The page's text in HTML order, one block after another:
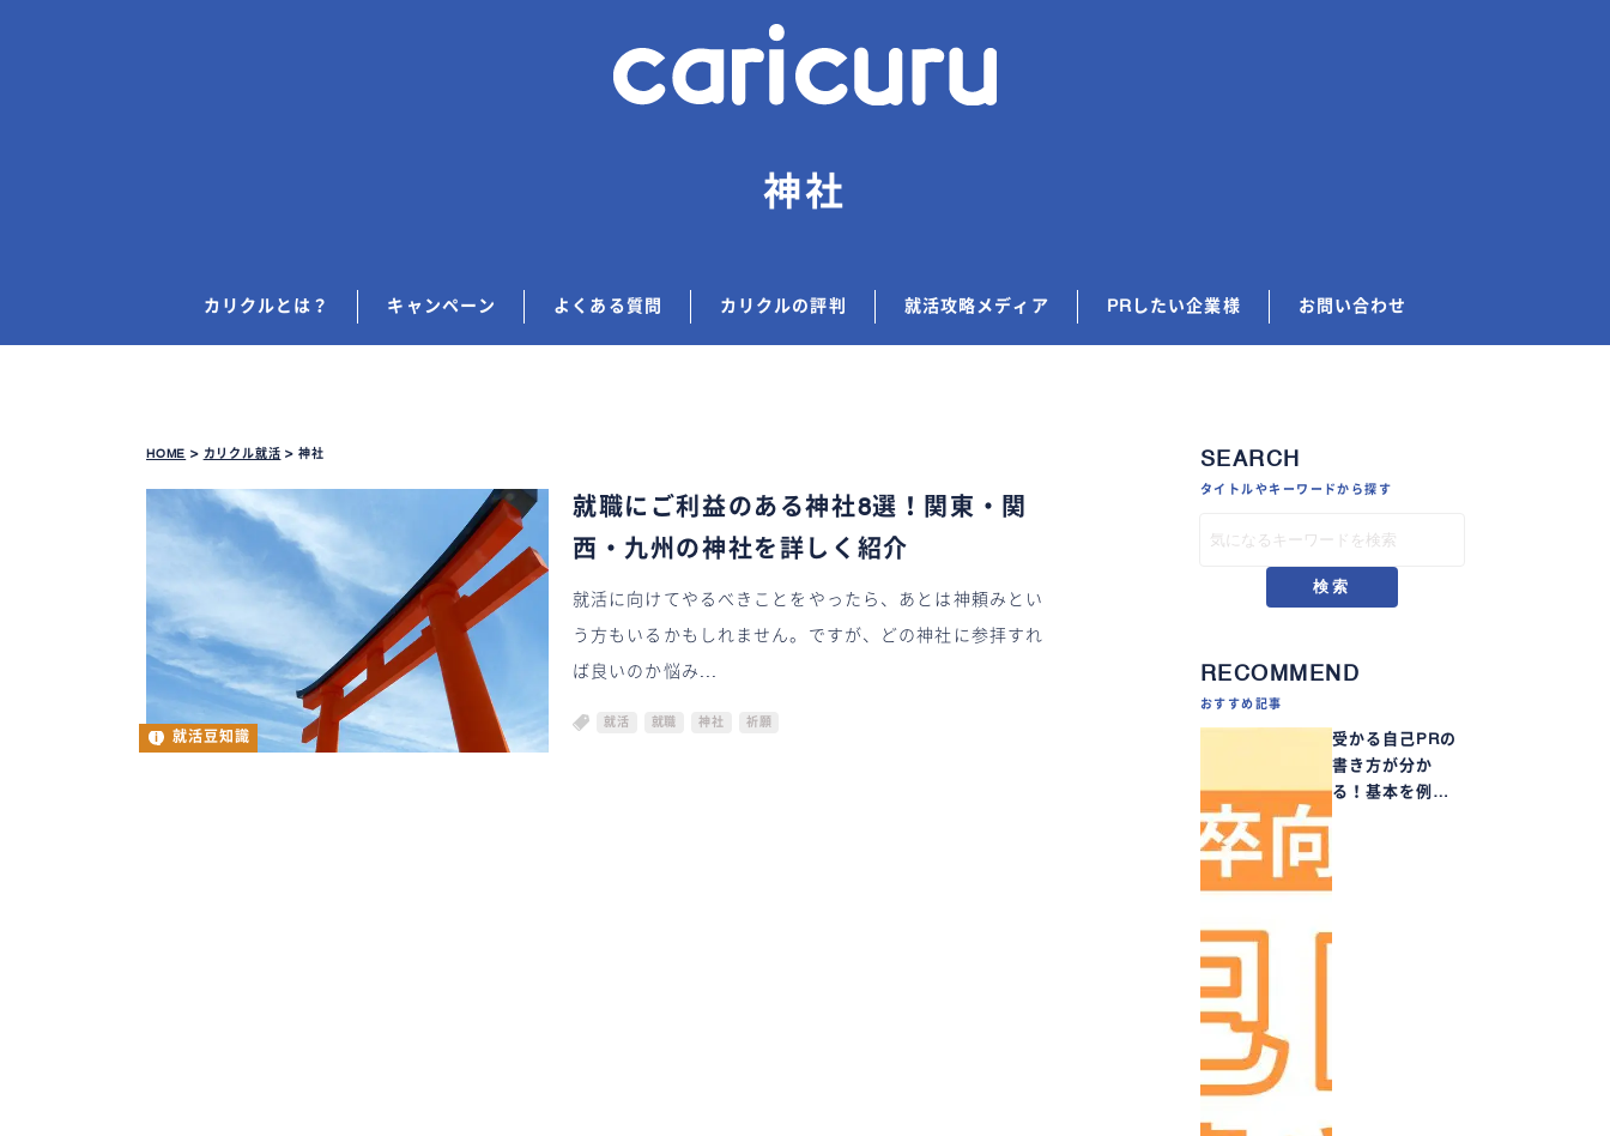
神社
カリクルとは？ キャンペーン よくある質問 カリクルの評判 就活攻略メディア PRしたい企業様 お問い合わせ
HOME > カリクル就活 > 神社
就活豆知識
就職にご利益のある神社8選！関東・関
西・九州の神社を詳しく紹介
就活に向けてやるべきことをやったら、あとは神頼みとい
う方もいるかもしれません。ですが、どの神社に参拝すれ
ば良いのか悩み...
就活 就職 神社 祈願
SEARCH
タイトルやキーワードから探す
検索
RECOMMEND
おすすめ記事
受かる自己PRの
書き方が分か
る！基本を例…